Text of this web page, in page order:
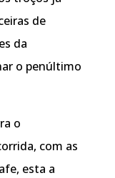
de
da
o penúltimo
o
com as
esta a